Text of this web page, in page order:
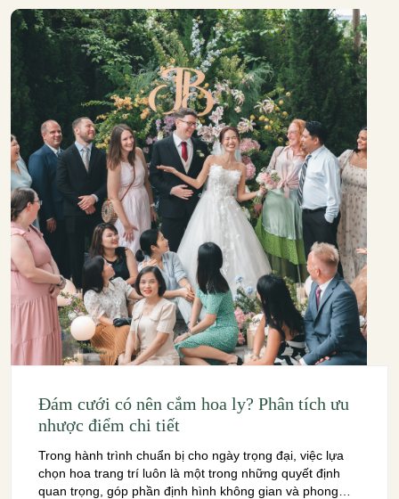
Đám cưới có nên cắm hoa ly? Phân tích ưu
nhược điểm chi tiết
Trong hành trình chuẩn bị cho ngày trọng đại, việc lựa
chọn hoa trang trí luôn là một trong những quyết định
quan trọng, góp phần định hình không gian và phong